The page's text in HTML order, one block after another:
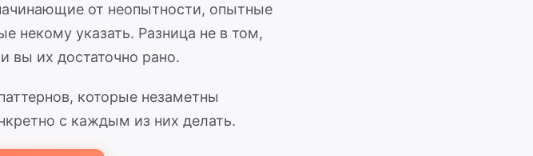
от неопытности, опытные
некому указать. Разница не в том,
вы их достаточно рано.
которые незаметны
с каждым из них делать.